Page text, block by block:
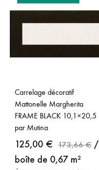
Carrelage décoratif
Mattonelle Margherita
FRAME BLACK 10,1×20,5
par Mutina
125,00 € 173,66€ /
boîte de 0,67 m²